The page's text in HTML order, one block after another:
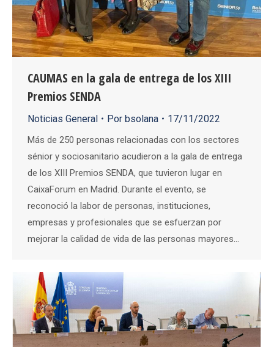
CAUMAS en la gala de entrega de los XIII
Premios SENDA
Noticias General Por bsolana 17/11/2022
Más de 250 personas relacionadas con los sectores
sénior y sociosanitario acudieron a la gala de entrega
de los XIII Premios SENDA, que tuvieron lugar en
CaixaForum en Madrid. Durante el evento, se
reconoció la labor de personas, instituciones,
empresas y profesionales que se esfuerzan por
mejorar la calidad de vida de las personas mayores…